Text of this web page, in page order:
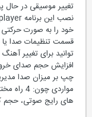
تغییر موسیقی در حال
خود را به صورت حرکتی
قسمت تنظیمات صدا یا
توانید برای تغییر
افزایش حجم صدای
چپ بر میزان صدا
مواردی چون:
های رایج صوتی، حجم کم